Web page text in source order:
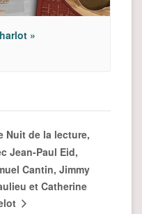
»
Nuit de la lecture,
Jean-Paul Eid,
Cantin, Jimmy
et Catherine